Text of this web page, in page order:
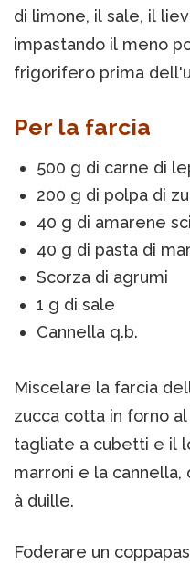
di limone, il sale, il
impastando il meno
frigorifero prima
Per la farcia
500 g di carne di
200 g di polpa di
40 g di amarene
40 g di pasta di
Scorza di agrumi
1 g di sale
Cannella q.b.
Miscelare la farcia
zucca cotta in forno
tagliate a cubetti e il
marroni e la cannella,
à duille.
Foderare un